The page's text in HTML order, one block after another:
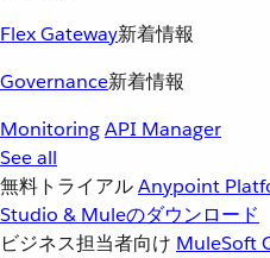
Flex Gateway新着情報
Governance新着情報
MonitoringAPI Manager
See all
無料トライアルAnypoint
Studio & Muleのダウンロード
ビジネス担当者向け MuleSoft